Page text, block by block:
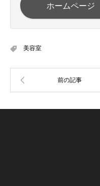
ホームページ
美容室